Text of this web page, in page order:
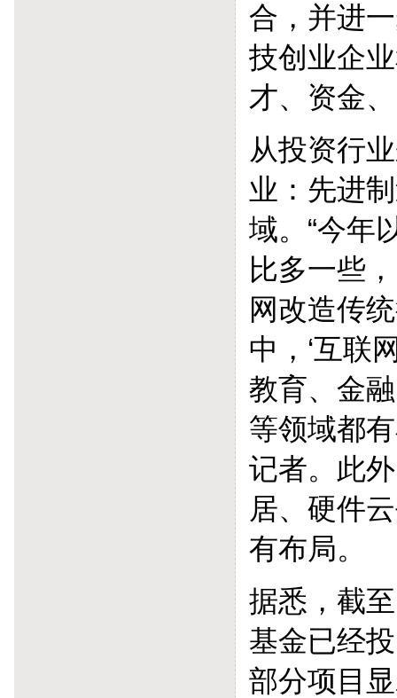
合，并进
技创业企
才、资金
从投资行
业：先进
域。“今年
比多一些
网改造传
中，‘互联
教育、金
等领域都
记者。此
居、硬件
有布局。
据悉，截
基金已经
部分项目